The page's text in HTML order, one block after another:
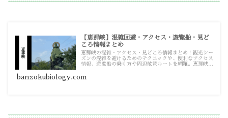
【恵那峡】混雑回避・アクセス・遊覧船・見ど
ころ情報まとめ
恵那峡の混雑・アクセス・見どころ情報まとめ！観光シー
ズンの混雑を避けるためのテクニックや、便利なアクセス
情報、遊覧船の乗り方や周辺散策ルートを網羅。恵那峡へ
banzokubiology.com